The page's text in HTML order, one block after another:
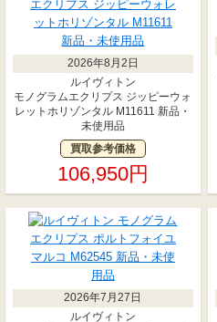
2026年8月2日
ルイヴィトン
モノグラムエクリプス ジッピーウォ
レットホリゾンタル M11611 新品・
未使用品
買取参考価格
106,950円
2026年7月27日
ルイヴィトン